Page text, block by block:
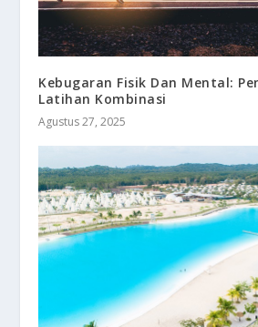
Kebugaran Fisik Dan Mental:
Latihan Kombinasi
Agustus 27, 2025